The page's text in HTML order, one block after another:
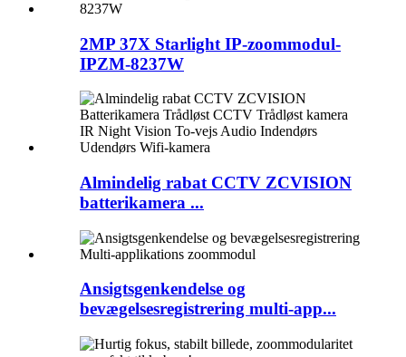
2MP 37X Starlight IP-zoommodul-
IPZM-8237W
Almindelig rabat CCTV ZCVISION
batterikamera ...
Ansigtsgenkendelse og
bevægelsesregistrering multi-app...